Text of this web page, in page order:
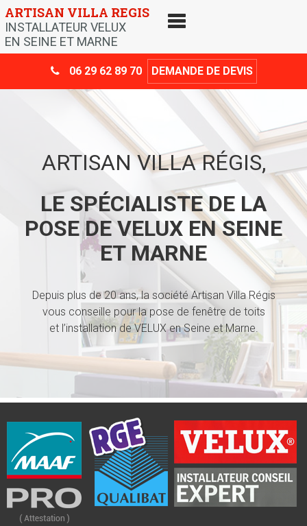
Skip
to
content
ARTISAN VILLA REGIS
INSTALLATEUR VELUX
EN SEINE ET MARNE
06 29 62 89 70 DEMANDE DE DEVIS
ARTISAN VILLA RÉGIS,
LE SPÉCIALISTE DE LA
POSE DE VELUX EN SEINE
ET MARNE
Depuis plus de 20 ans, la société Artisan Villa Régis
vous conseille pour la pose de fenêtre de toits
et l’installation de VELUX en Seine et Marne.